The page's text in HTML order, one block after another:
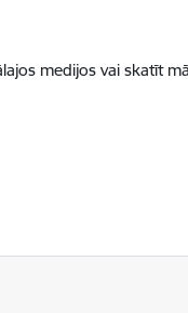
medijos vai skatīt